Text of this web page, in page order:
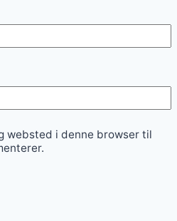
websted i denne browser til